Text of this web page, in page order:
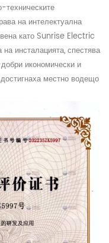
техническите
на интелектуална
като Sunrise Electric
инсталацията, спестява
икономически и
местно водещо